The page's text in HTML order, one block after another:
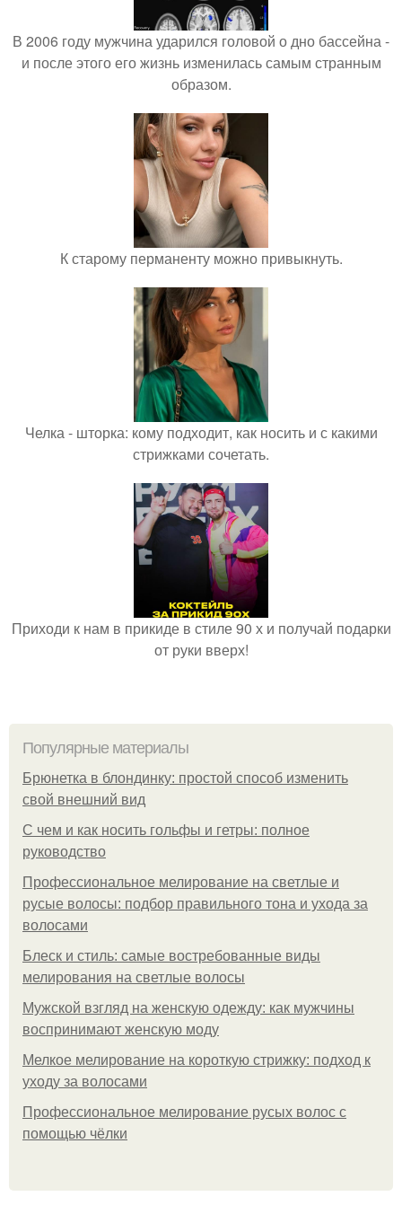
В 2006 году мужчина ударился головой о дно бассейна -
и после этого его жизнь изменилась самым странным
образом.
К старому перманенту можно привыкнуть.
Челка - шторка: кому подходит, как носить и с какими
стрижками сочетать.
Приходи к нам в прикиде в стиле 90 х и получай подарки
от руки вверх!
Популярные материалы
Брюнетка в блондинку: простой способ изменить
свой внешний вид
С чем и как носить гольфы и гетры: полное
руководство
Профессиональное мелирование на светлые и
русые волосы: подбор правильного тона и ухода за
волосами
Блеск и стиль: самые востребованные виды
мелирования на светлые волосы
Мужской взгляд на женскую одежду: как мужчины
воспринимают женскую моду
Мелкое мелирование на короткую стрижку: подход к
уходу за волосами
Профессиональное мелирование русых волос с
помощью чёлки